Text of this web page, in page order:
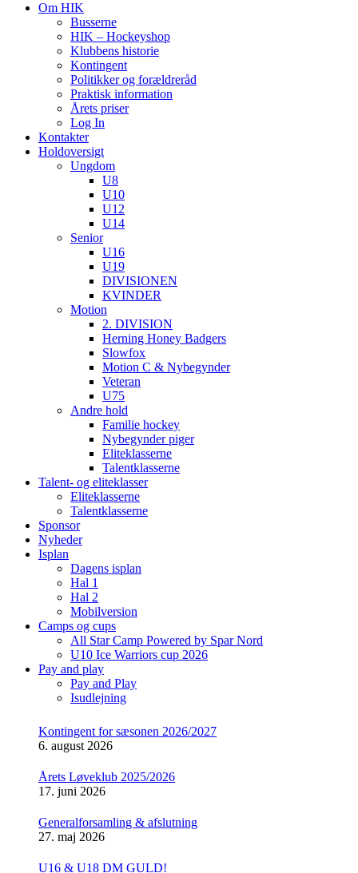
Om HIK
Busserne
HIK – Hockeyshop
Klubbens historie
Kontingent
Politikker og forældreråd
Praktisk information
Årets priser
Log In
Kontakter
Holdoversigt
Ungdom
U8
U10
U12
U14
Senior
U16
U19
DIVISIONEN
KVINDER
Motion
2. DIVISION
Herning Honey Badgers
Slowfox
Motion C & Nybegynder
Veteran
U75
Andre hold
Familie hockey
Nybegynder piger
Eliteklasserne
Talentklasserne
Talent- og eliteklasser
Eliteklasserne
Talentklasserne
Sponsor
Nyheder
Isplan
Dagens isplan
Hal 1
Hal 2
Mobilversion
Camps og cups
All Star Camp Powered by Spar Nord
U10 Ice Warriors cup 2026
Pay and play
Pay and Play
Isudlejning
Kontingent for sæsonen 2026/2027
6. august 2026
Årets Løveklub 2025/2026
17. juni 2026
Generalforsamling & afslutning
27. maj 2026
U16 & U18 DM GULD!